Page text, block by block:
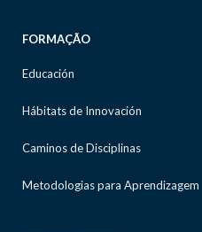
FORMAÇÃO
Educación
Hábitats de Innovación
Caminos de Disciplinas
Metodologias para Aprendizagem